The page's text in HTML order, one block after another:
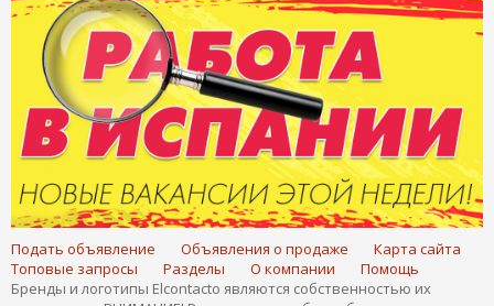
Подать объявление Объявления о продаже
Карта сайта
Топовые запросы
Разделы О компании
Помощь
Бренды и логотипы Elcontacto являются собственностью их